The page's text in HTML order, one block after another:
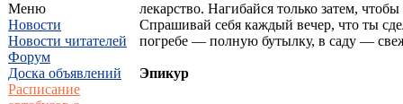
Меню
Новости
Новости читателей
Форум
Доска объявлений
Расписание
лекарство. Нагибайся только затем,
Спрашивай себя каждый вечер, что ты
погребе — полную бутылку, в саду —
Эпикур